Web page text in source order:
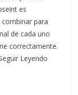
es
para
de cada uno
correctamente.
Leyendo